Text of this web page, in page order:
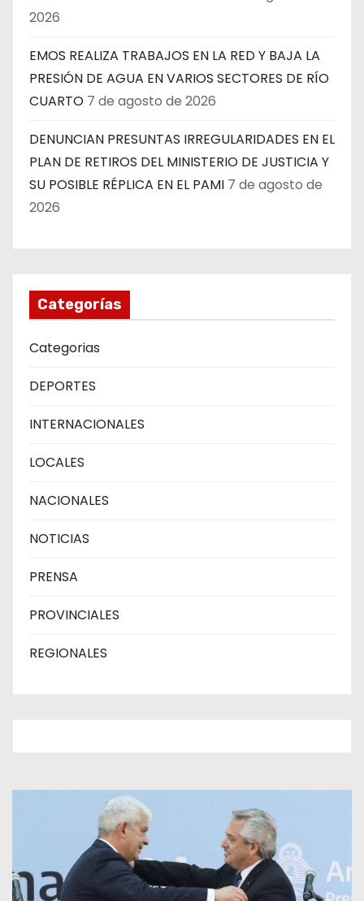
2026
EMOS REALIZA TRABAJOS EN LA RED Y BAJA LA
PRESIÓN DE AGUA EN VARIOS SECTORES DE RÍO
CUARTO 7 de agosto de 2026
DENUNCIAN PRESUNTAS IRREGULARIDADES EN EL
PLAN DE RETIROS DEL MINISTERIO DE JUSTICIA Y
SU POSIBLE RÉPLICA EN EL PAMI 7 de agosto de
2026
Categorías
Categorias
DEPORTES
INTERNACIONALES
LOCALES
NACIONALES
NOTICIAS
PRENSA
PROVINCIALES
REGIONALES